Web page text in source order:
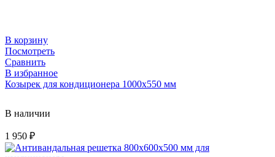
В корзину
Посмотреть
Сравнить
В избранное
Козырек для кондиционера 1000х550 мм
В наличии
1 950 ₽